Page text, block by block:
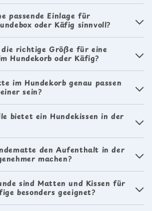
passende Einlage für
oder Käfig sinnvoll?
richtige Größe für eine
Hundekorb oder Käfig?
im Hundekorb genau passen
sein?
bietet ein Hundekissen in der
den Aufenthalt in der
machen?
sind Matten und Kissen für
besonders geeignet?